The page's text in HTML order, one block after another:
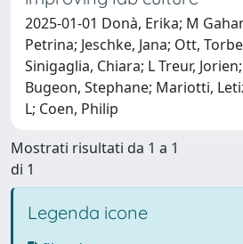
2025-01-01 Donà, Erika; M
Petrina; Jeschke, Jana; Ott,
Sinigaglia, Chiara; L Treur,
Bugeon, Stephane; Mariotti,
L; Coen, Philip
Mostrati risultati da 1 a 1
di 1
Legenda icone